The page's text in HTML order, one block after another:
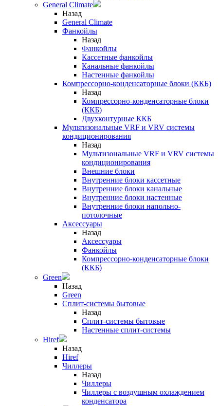
General Climate
Назад
General Climate
Фанкойлы
Назад
Фанкойлы
Кассетные фанкойлы
Канальные фанкойлы
Настенные фанкойлы
Компрессорно-конденсаторные блоки (ККБ)
Назад
Компрессорно-конденсаторные блоки
(ККБ)
Двухконтурные ККБ
Мультизональные VRF и VRV системы
кондиционирования
Назад
Мультизональные VRF и VRV системы
кондиционирования
Внешние блоки
Внутренние блоки кассетные
Внутренние блоки канальные
Внутренние блоки настенные
Внутренние блоки напольно-
потолочные
Аксессуары
Назад
Аксессуары
Фанкойлы
Компрессорно-конденсаторные блоки
(ККБ)
Green
Назад
Green
Сплит-системы бытовые
Назад
Сплит-системы бытовые
Настенные сплит-системы
Hiref
Назад
Hiref
Чиллеры
Назад
Чиллеры
Чиллеры с воздушным охлаждением
конденсатора